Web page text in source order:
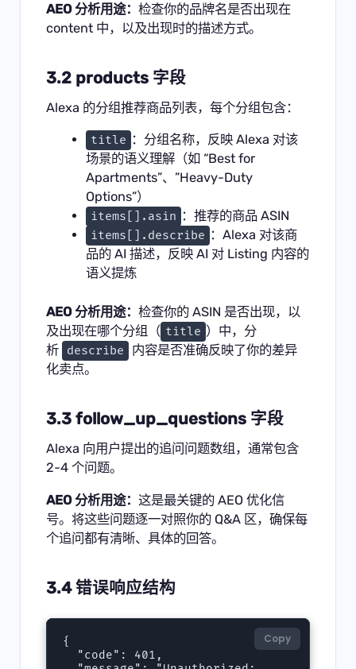
AEO 分析用途：检查你的品牌名是否出现在
content 中，以及出现时的描述方式。
3.2 products 字段
Alexa 的分组推荐商品列表，每个分组包含：
title ：分组名称，反映 Alexa 对该
场景的语义理解（如 “Best for
Apartments”、”Heavy-Duty
Options”）
items[].asin ：推荐的商品 ASIN
items[].describe ：Alexa 对该商
品的 AI 描述，反映 AI 对 Listing 内容的
语义提炼
AEO 分析用途：检查你的 ASIN 是否出现，以
及出现在哪个分组（ title ）中，分
析 describe
内容是否准确反映了你的差异
化卖点。
3.3 follow_up_questions 字段
Alexa 向用户提出的追问问题数组，通常包含
2-4 个问题。
AEO 分析用途：这是最关键的 AEO 优化信
号。将这些问题逐一对照你的 Q&A 区，确保每
个追问都有清晰、具体的回答。
3.4 错误响应结构
Copy
{